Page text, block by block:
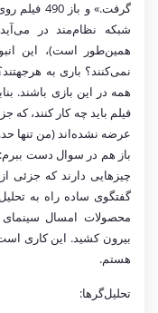
گرفت.» و
شبکه نظام‌مند در
همین‌طور است)، این
نمی‌کنند؟ باری به
چیزهایی دارند که جزئی
گفتگوی ساده راه به
محصولات امسال سینمای
بیرون کشید. این کاری
هستم.
تحلیل‌گرها: